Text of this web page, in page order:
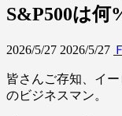
S&P500は何
2026/5/27 2026/5/27
皆さんご存知、イ
のビジネスマン。